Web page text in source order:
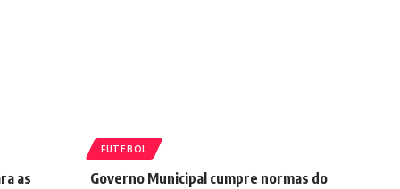
as
FUTEBOL
Governo Municipal cumpre normas do